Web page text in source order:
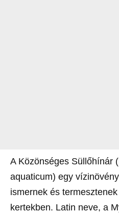
A Közönséges Süllőhínár
aquaticum) egy
ismernek és
kertekben. Latin neve, a